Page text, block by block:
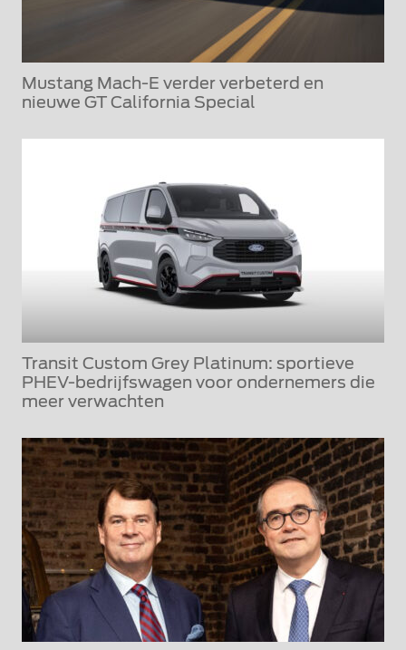
Mustang Mach-E verder verbeterd en
nieuwe GT California Special
Transit Custom Grey Platinum: sportieve
PHEV-bedrijfswagen voor ondernemers die
meer verwachten